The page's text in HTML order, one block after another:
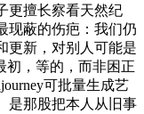
更擅长察看天然纪
现蔽的伤疤：我们仍
更新，对别人可能是
初，等的，而非困正
可批量生成艺
是那股把本人从旧事